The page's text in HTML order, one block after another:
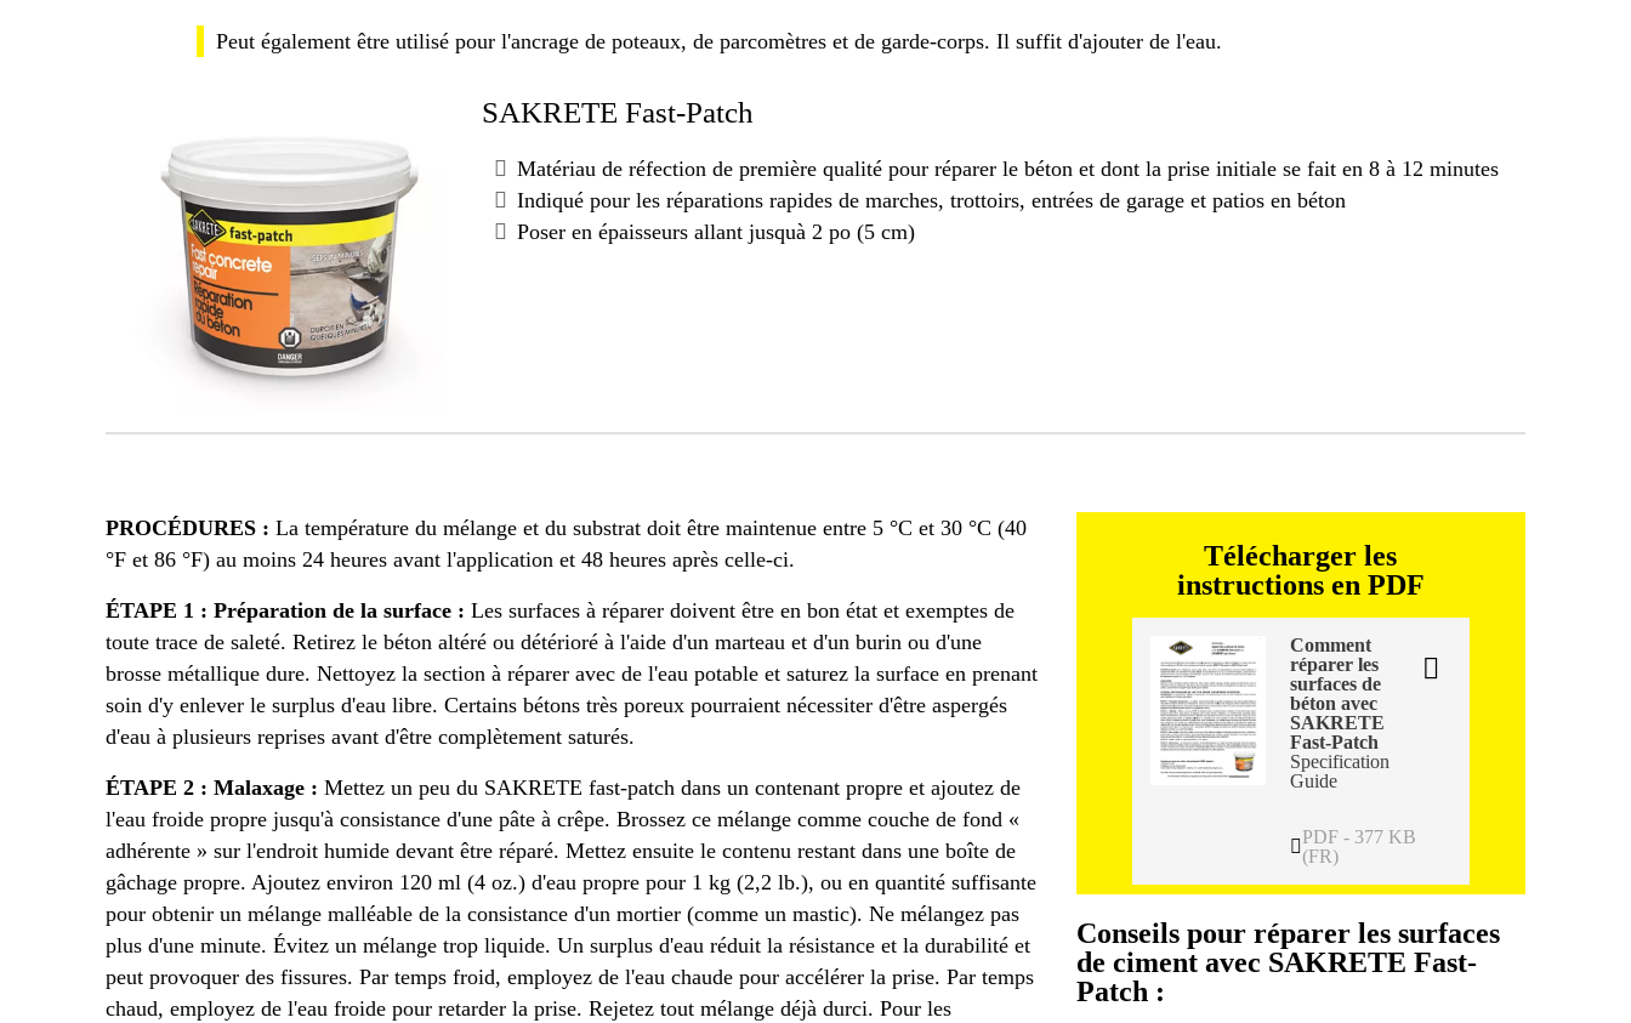
Peut également être utilisé pour l'ancrage de poteaux, de parcomètres et de garde-corps. Il suffit d'ajouter de l'eau.
SAKRETE Fast-Patch
Matériau de réfection de première qualité pour réparer le béton et dont la prise initiale se fait en 8 à 12 minutes
Indiqué pour les réparations rapides de marches, trottoirs, entrées de garage et patios en béton
Poser en épaisseurs allant jusquà 2 po (5 cm)
PROCÉDURES : La température du mélange et du substrat doit être maintenue entre 5 °C et 30 °C (40
°F et 86 °F) au moins 24 heures avant l'application et 48 heures après celle-ci.
ÉTAPE 1 : Préparation de la surface : Les surfaces à réparer doivent être en bon état et exemptes de
toute trace de saleté. Retirez le béton altéré ou détérioré à l'aide d'un marteau et d'un burin ou d'une
brosse métallique dure. Nettoyez la section à réparer avec de l'eau potable et saturez la surface en prenant
soin d'y enlever le surplus d'eau libre. Certains bétons très poreux pourraient nécessiter d'être aspergés
d'eau à plusieurs reprises avant d'être complètement saturés.
ÉTAPE 2 : Malaxage : Mettez un peu du SAKRETE fast-patch dans un contenant propre et ajoutez de
l'eau froide propre jusqu'à consistance d'une pâte à crêpe. Brossez ce mélange comme couche de fond «
adhérente » sur l'endroit humide devant être réparé. Mettez ensuite le contenu restant dans une boîte de
gâchage propre. Ajoutez environ 120 ml (4 oz.) d'eau propre pour 1 kg (2,2 lb.), ou en quantité suffisante
pour obtenir un mélange malléable de la consistance d'un mortier (comme un mastic). Ne mélangez pas
plus d'une minute. Évitez un mélange trop liquide. Un surplus d'eau réduit la résistance et la durabilité et
peut provoquer des fissures. Par temps froid, employez de l'eau chaude pour accélérer la prise. Par temps
chaud, employez de l'eau froide pour retarder la prise. Rejetez tout mélange déjà durci. Pour les
Télécharger les
instructions en PDF
Comment
réparer les
surfaces de
béton avec
SAKRETE
Fast-Patch
Specification
Guide
PDF - 377 KB
(FR)
Conseils pour réparer les surfaces
de ciment avec SAKRETE Fast-
Patch :